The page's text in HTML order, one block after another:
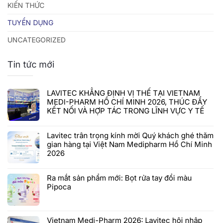
KIẾN THỨC
TUYỂN DỤNG
UNCATEGORIZED
Tin tức mới
LAVITEC KHẲNG ĐỊNH VỊ THẾ TẠI VIETNAM
MEDI-PHARM HỒ CHÍ MINH 2026, THÚC ĐẨY
KẾT NỐI VÀ HỢP TÁC TRONG LĨNH VỰC Y TẾ
Lavitec trân trọng kính mời Quý khách ghé thăm
gian hàng tại Việt Nam Medipharm Hồ Chí Minh
2026
Ra mắt sản phẩm mới: Bọt rửa tay đổi màu
Pipoca
Vietnam Medi-Pharm 2026: Lavitec hội nhập